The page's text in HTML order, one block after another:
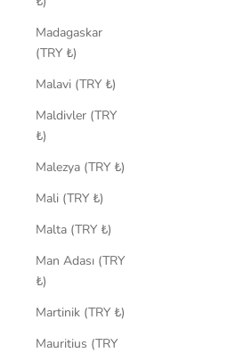
Madagaskar
(TRY ₺)
Malavi (TRY ₺)
Maldivler (TRY
₺)
Malezya (TRY ₺)
Mali (TRY ₺)
Malta (TRY ₺)
Man Adası (TRY
₺)
Martinik (TRY ₺)
Mauritius (TRY